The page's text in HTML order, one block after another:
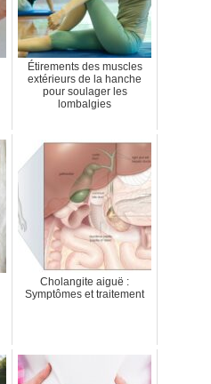
Étirements des muscles
extérieurs de la hanche
pour soulager les
lombalgies
Cholangite aiguë :
Symptômes et traitement